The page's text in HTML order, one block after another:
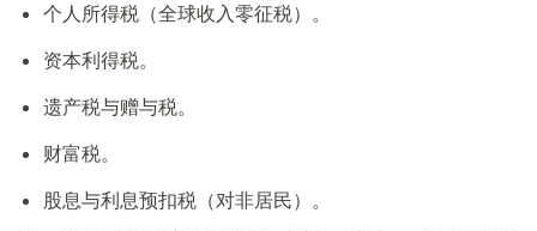
个人所得税（全球收入零征税）。
资本利得税。
遗产税与赠与税。
财富税。
股息与利息预扣税（对非居民）。